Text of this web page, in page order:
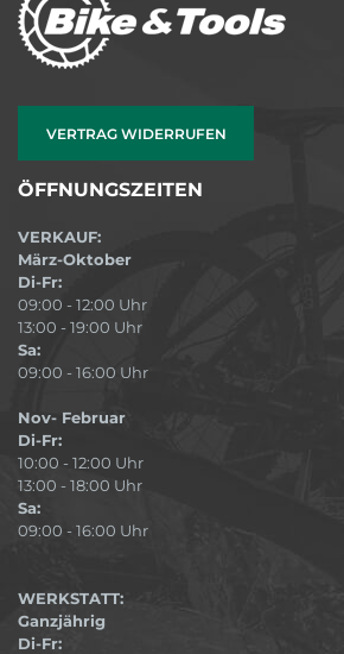
VERTRAG WIDERRUFEN
ÖFFNUNGSZEITEN
VERKAUF:
März-Oktober
Di-Fr:
09:00 - 12:00 Uhr
13:00 - 19:00 Uhr
Sa:
09:00 - 16:00 Uhr
Nov- Februar
Di-Fr:
10:00 - 12:00 Uhr
13:00 - 18:00 Uhr
Sa:
09:00 - 16:00 Uhr
WERKSTATT:
Ganzjährig
Di-Fr: